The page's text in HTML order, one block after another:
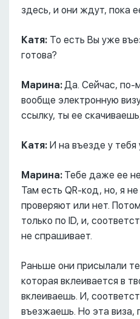
здесь, и они ждут, пока
Катя: То есть Вы уже
готова?
Марина:Да. Сейчас, по-
вообще электронную
ссылку, ты ее
Катя: И на въезде у тебя
Марина: Тебе даже ее
Там есть QR-код, но, я
проверяют или нет.
только по ID, и,
не спрашивает.
Раньше они присылали
которая вклеивается в
вклеиваешь. И,
въезжаешь. Но эта виза,